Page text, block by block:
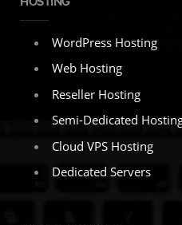
WordPress Hosting
Web Hosting
Reseller Hosting
Semi-Dedicated
Cloud VPS Hosting
Dedicated Servers